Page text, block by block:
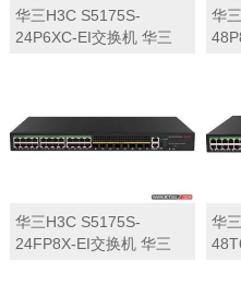
华三H3C S5175S-
24P6XC-EI交换机 华三
华
华三H3C S5175S-
24FP8X-EI交换机 华三
华